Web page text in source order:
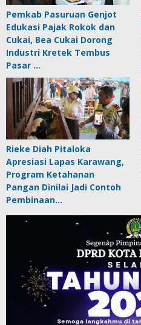
Pemkab Pasuruan Genjot
Edukasi Pajak Rokok dan
Cukai, Bea Cukai Dorong
Industri Kretek Tembus
Pasar …
Rieke Diah Pitaloka
Apresiasi Lapas Karawang,
Program Ketahanan
Pangan Dinilai Jadi Contoh
Pembinaan…